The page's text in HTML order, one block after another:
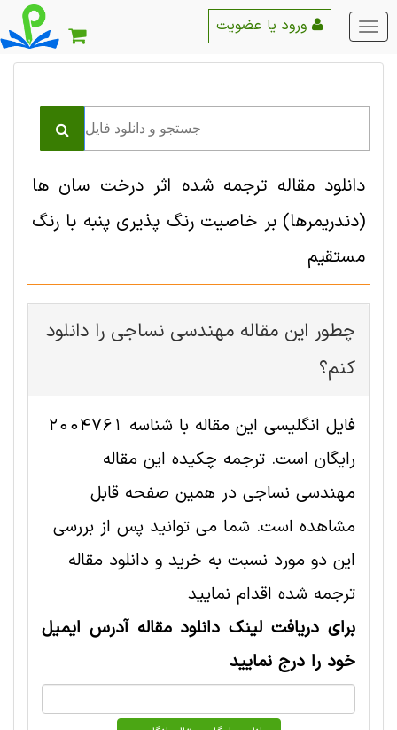
منو
اصلی
دانلود مقاله ترجمه شده اثر درخت سان ها
(دندریمرها) بر خاصیت رنگ پذیری پنبه با رنگ
مستقیم
چطور این مقاله مهندسی نساجی را دانلود
کنم؟
فایل انگلیسی این مقاله با شناسه 2004761
رایگان است. ترجمه چکیده این مقاله
مهندسی نساجی در همین صفحه قابل
مشاهده است. شما می توانید پس از بررسی
این دو مورد نسبت به خرید و دانلود مقاله
ترجمه شده اقدام نمایید
برای دریافت لینک دانلود مقاله آدرس ایمیل
خود را درج نمایید